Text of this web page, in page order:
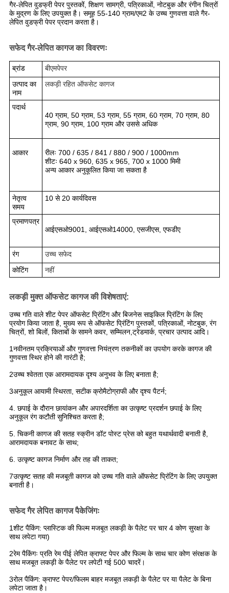
गैर-लेपित वुडफ्री पेपर पुस्तकों, शिक्षण सामग्री, पत्रिकाओं, नोटबुक और रंगीन चित्रों
के मुद्रण के लिए उपयुक्त है। समूह 55-140 ग्राम/एम2 के उच्च गुणवत्ता वाले गैर-
लेपित वुडफ्री पेपर प्रदान करता है।
सफेद गैर-लेपित कागज का विवरणः
ब्रांड
बीएमपेपर
उत्पाद का
नाम
लकड़ी रहित ऑफसेट कागज
पदार्थ
40 ग्राम, 50 ग्राम, 53 ग्राम, 55 ग्राम, 60 ग्राम, 70 ग्राम, 80
ग्राम, 90 ग्राम, 100 ग्राम और उससे अधिक
आकार
रीलः 700 / 635 / 841 / 880 / 900 / 1000mm
शीटः 640 x 960, 635 x 965, 700 x 1000 मिमी
अन्य आकार अनुकूलित किया जा सकता है
नेतृत्व
समय
10 से 20 कार्यदिवस
प्रमाणपत्र
आईएसओ9001, आईएसओ14000, एसजीएस, एफडीए
रंग
उच्च सफेद
कोटिंग
नहीं
लकड़ी मुक्त ऑफसेट कागज की विशेषताएं:
उच्च गति वाले शीट पेपर ऑफसेट प्रिंटिंग और बिजनेस साइकिल प्रिंटिंग के लिए
प्रयोग किया जाता है, मुख्य रूप से ऑफसेट प्रिंटिंग पुस्तकों, पत्रिकाओं, नोटबुक, रंग
चित्रों, शो बिलों, किताबों के सामने कवर, सम्मिलन,ट्रेडमार्क, प्रचार उत्पाद आदि।
1नवीनतम प्रक्रियाओं और गुणवत्ता नियंत्रण तकनीकों का उपयोग करके कागज की
गुणवत्ता स्थिर होने की गारंटी है;
2उच्च श्वेतता एक आरामदायक दृश्य अनुभव के लिए बनाता है;
3अनुकूल आयामी स्थिरता, सटीक क्रोमैटोग्राफी और दृश्य पैटर्न;
4. छपाई के दौरान छायांकन और अपारदर्शिता का उत्कृष्ट प्रदर्शन छपाई के लिए
अनुकूल रंग कटौती सुनिश्चित करता है;
5. चिकनी कागज की सतह स्क्रीन डॉट पोस्ट प्रेस को बहुत यथार्थवादी बनाती है,
आरामदायक बनावट के साथ;
6. उत्कृष्ट कागज निर्माण और तह की ताकत;
7उत्कृष्ट सतह की मजबूती कागज को उच्च गति वाले ऑफसेट प्रिंटिंग के लिए उपयुक्त
बनाती है।
सफेद गैर लेपित कागज पैकेजिंगः
1शीट पैकिंग: प्लास्टिक की फिल्म मजबूत लकड़ी के पैलेट पर चार 4 कोण सुरक्षा के
साथ लपेटा गया)
2रेम पैकिंगः प्रति रेम पीई लेपित क्राफ्ट पेपर और फिल्म के साथ चार कोण संरक्षक के
साथ मजबूत लकड़ी के पैलेट पर लपेटी गई 500 चादरें।
3रोल पैकिंग: क्राफ्ट पेपर/फिलम बाहर मजबूत लकड़ी के पैलेट पर या पैलेट के बिना
लपेटा जाता है।